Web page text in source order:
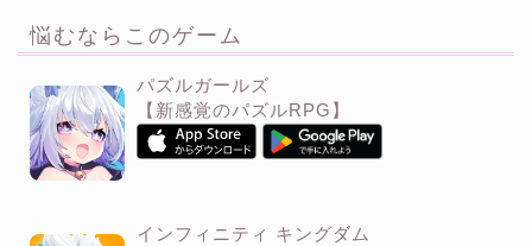
悩むならこのゲーム
パズルガールズ
【新感覚のパズルRPG】
インフィニティ キングダム